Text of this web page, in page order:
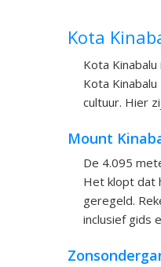
Kota
Kota
Kota
cultuur. Hier
Mount
De 4.095
Het klopt dat
geregeld.
inclusief gids